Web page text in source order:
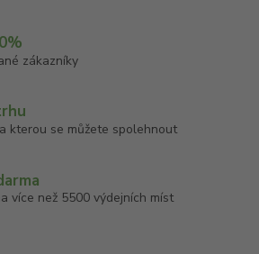
zákazníky
kterou se můžete spolehnout
více než 5500 výdejních míst